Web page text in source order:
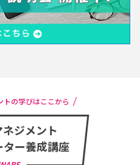
トの学びはここから
ジメント
ター養成講座